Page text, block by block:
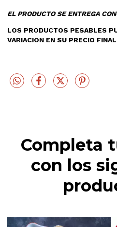
EL PRODUCTO SE ENTREGA
LOS PRODUCTOS PESABLES
VARIACION EN SU PRECIO
Completa
con los